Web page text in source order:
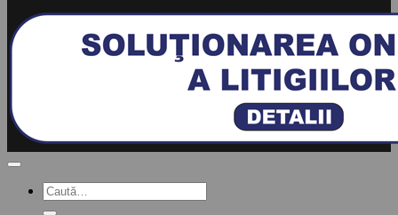
Caută
după: